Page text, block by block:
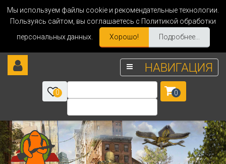
Мы используем файлы cookie и рекомендательные технологии.
Пользуясь сайтом, вы соглашаетесь с Политикой обработки
персональных данных.
Хорошо! Подробнее...
НАВИГАЦИЯ
0 0